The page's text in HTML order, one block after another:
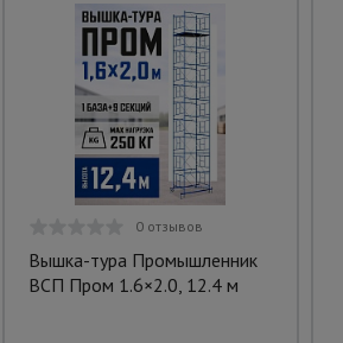
0 отзывов
Вышка-тура Промышленник
ВСП Пром 1.6×2.0, 12.4 м